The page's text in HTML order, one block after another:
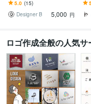
式作成
5.0 (15)
Designer B
5,000 円
に
ロゴ作成全般の人気サ